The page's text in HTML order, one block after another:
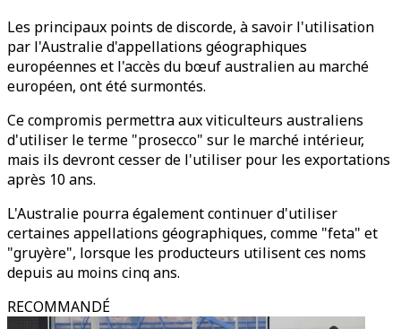
Les principaux points de discorde, à savoir l'utilisation
par l'Australie d'appellations géographiques
européennes et l'accès du bœuf australien au marché
européen, ont été surmontés.
Ce compromis permettra aux viticulteurs australiens
d'utiliser le terme "prosecco" sur le marché intérieur,
mais ils devront cesser de l'utiliser pour les exportations
après 10 ans.
L'Australie pourra également continuer d'utiliser
certaines appellations géographiques, comme "feta" et
"gruyère", lorsque les producteurs utilisent ces noms
depuis au moins cinq ans.
RECOMMANDÉ